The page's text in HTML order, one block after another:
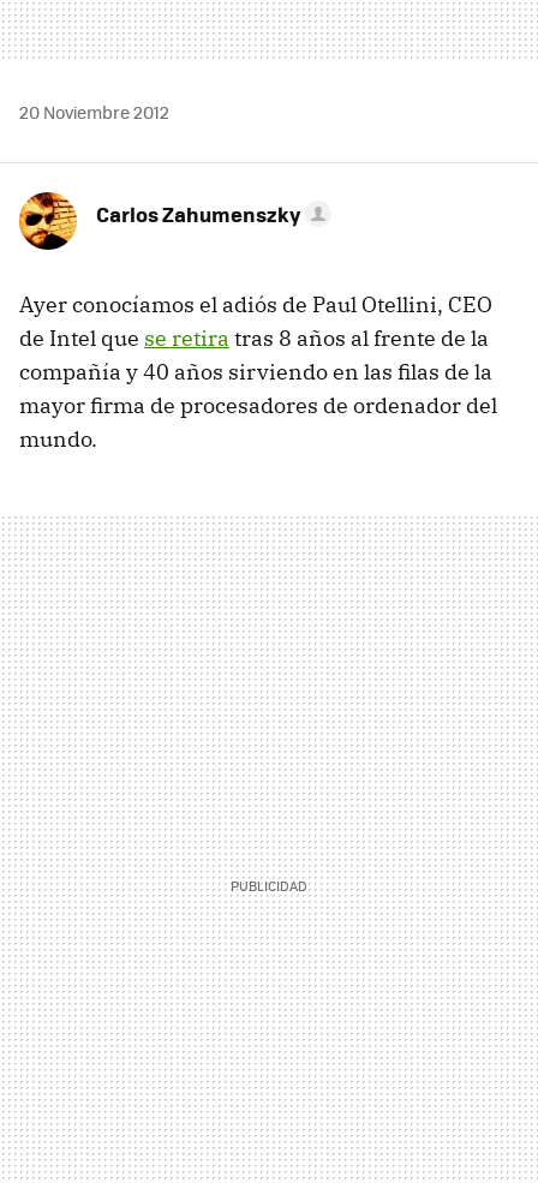
20 Noviembre 2012
Carlos Zahumenszky
Ayer conocíamos el adiós de Paul Otellini, CEO
de Intel que se retira tras 8 años al frente de la
compañía y 40 años sirviendo en las filas de la
mayor firma de procesadores de ordenador del
mundo.